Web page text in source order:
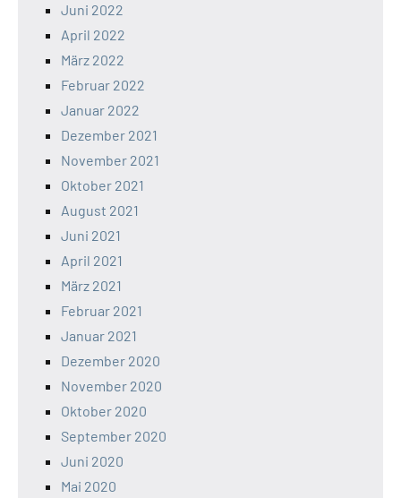
Juni 2022
April 2022
März 2022
Februar 2022
Januar 2022
Dezember 2021
November 2021
Oktober 2021
August 2021
Juni 2021
April 2021
März 2021
Februar 2021
Januar 2021
Dezember 2020
November 2020
Oktober 2020
September 2020
Juni 2020
Mai 2020